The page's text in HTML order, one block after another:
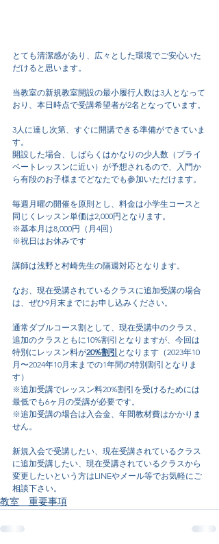
とても清潔感があり、広々とした環境でご安心いた
だけると思います。
当教室の新規教室開設の最小履行人数は3人となって
おり、本日時点で受講希望者が2名となっています。
3人に達し次第、すぐに開講できる準備ができていま
す。
開設した場合、しばらくはかなりの少人数（プライ
ベートレッスンに近い）が予想されるので、入門か
ら有段のお子様までどなたでも参加いただけます。
毎週月曜の開催を原則とし、料金は小学生コースと
同じくレッスン単価は2,000円となります。
※基本月は8,000円（月4回）
※祝日はお休みです
講師は浅野と村崎先生の隔週対応となります。
なお、現在受講されているクラスに追加受講の場合
は、ぜひ9月末までにお申し込みください。
通常ダブルコース割として、現在受講中のクラス、
追加のクラスともに10%割引となりますが、今回は
特別にレッスン料が20%割引 となります（2023年10
月〜2024年10月末までの1年間の特別割引となりま
す）
※追加受講でレッスン料20%割引を受けるためには
最低でも6ヶ月の受講が必要です。
※追加受講の場合は入会金、年間教材費はかかりま
せん。
新規入会で受講したい、現在受講されているクラス
に追加受講したい、現在受講されているクラスから
変更したいという方はLINEやメール等でお気軽にご
相談下さい。
教室 重要事項